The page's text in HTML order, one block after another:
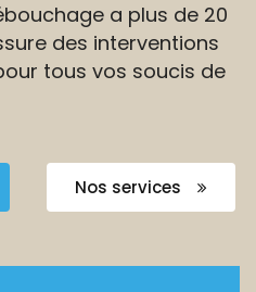
a plus de 20
des interventions
tous vos soucis de
Nos services